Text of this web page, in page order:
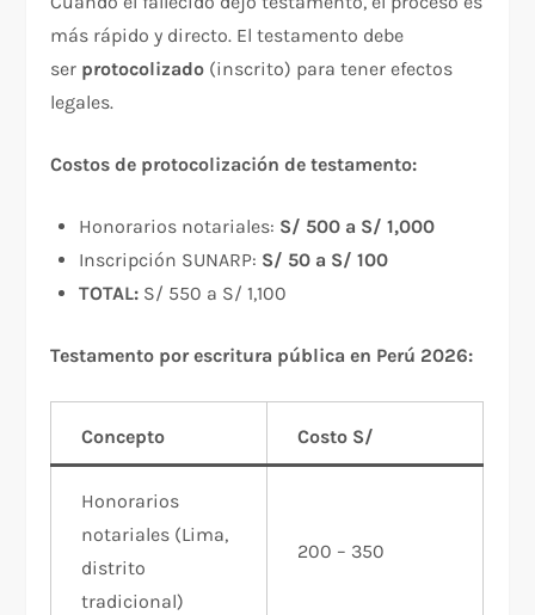
más rápido y directo. El testamento debe
ser protocolizado (inscrito) para tener efectos
legales.
Costos de protocolización de testamento:
Honorarios notariales: S/ 500 a S/ 1,000
Inscripción SUNARP: S/ 50 a S/ 100
TOTAL: S/ 550 a S/ 1,100
Testamento por escritura pública en Perú 2026:
Concepto Costo S/
Honorarios
notariales (Lima,
distrito
tradicional)
200 – 350